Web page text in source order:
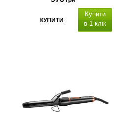
КУПИТИ
Купити
в 1 клік